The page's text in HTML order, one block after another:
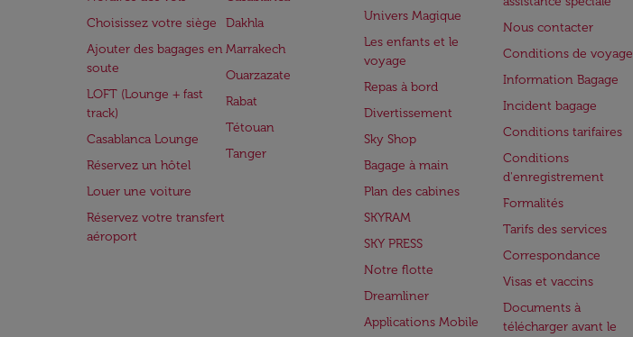
Choisissez votre siège
Ajouter des bagages en
soute
LOFT (Lounge + fast
track)
Casablanca Lounge
Réservez un hôtel
Louer une voiture
Réservez votre transfert
aéroport
Dakhla
Marrakech
Ouarzazate
Rabat
Tétouan
Tanger
Univers Magique
Les enfants et le
voyage
Repas à bord
Divertissement
Sky Shop
Bagage à main
Plan des cabines
SKYRAM
SKY PRESS
Notre flotte
Dreamliner
Applications Mobile
Nous contacter
Conditions de voyage
Information Bagage
Incident bagage
Conditions tarifaires
Conditions
d'enregistrement
Formalités
Tarifs des services
Correspondance
Visas et vaccins
Documents à
télécharger avant le